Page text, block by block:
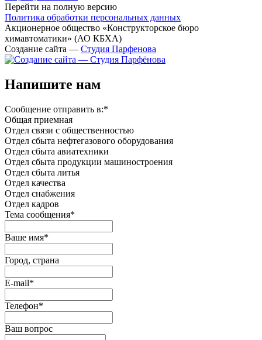
Перейти на полную версию
Политика обработки персональных данных
Акционерное общество «Конструкторское бюро
химавтоматики» (АО КБХА)
Создание сайта — Студия Парфенова
Напишите нам
Сообщение отправить в:*
Общая приемная
Отдел связи с общественностью
Oтдел сбыта нефтегазового оборудования
Отдел сбыта авиатехники
Отдел сбыта продукции машиностроения
Отдел сбыта литья
Отдел качества
Oтдел снабжения
Отдел кадров
Тема сообщения*
Ваше имя*
Город, страна
E-mail*
Телефон*
Ваш вопрос